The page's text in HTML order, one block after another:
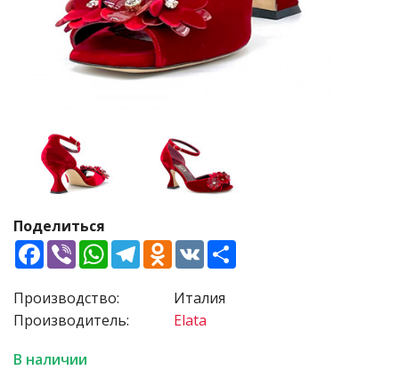
Поделиться
Facebook
ViberWhatsApp
TelegramOdnoklassniki
VK
Производство:
Производитель:
Италия
Elata
В наличии